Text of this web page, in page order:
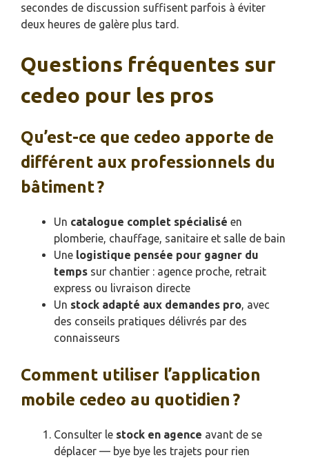
secondes de discussion suffisent parfois à éviter
deux heures de galère plus tard.
Questions fréquentes sur
cedeo pour les pros
Qu’est-ce que cedeo apporte de
différent aux professionnels du
bâtiment ?
Un catalogue complet spécialisé en
plomberie, chauffage, sanitaire et salle de bain
Une logistique pensée pour gagner du
temps sur chantier : agence proche, retrait
express ou livraison directe
Un stock adapté aux demandes pro, avec
des conseils pratiques délivrés par des
connaisseurs
Comment utiliser l’application
mobile cedeo au quotidien ?
Consulter le stock en agence avant de se
déplacer — bye bye les trajets pour rien